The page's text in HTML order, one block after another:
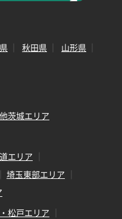
秋田県
山形県
茨城エリア
エリア
埼玉東部エリア
松戸エリア